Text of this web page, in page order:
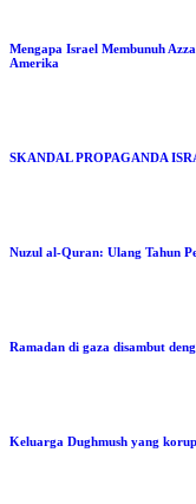
Mengapa Israel Membunuh
Amerika
SKANDAL PROPAGANDA
Nuzul al-Quran: Ulang Tahun
Ramadan di gaza disambut
Keluarga Dughmush yang